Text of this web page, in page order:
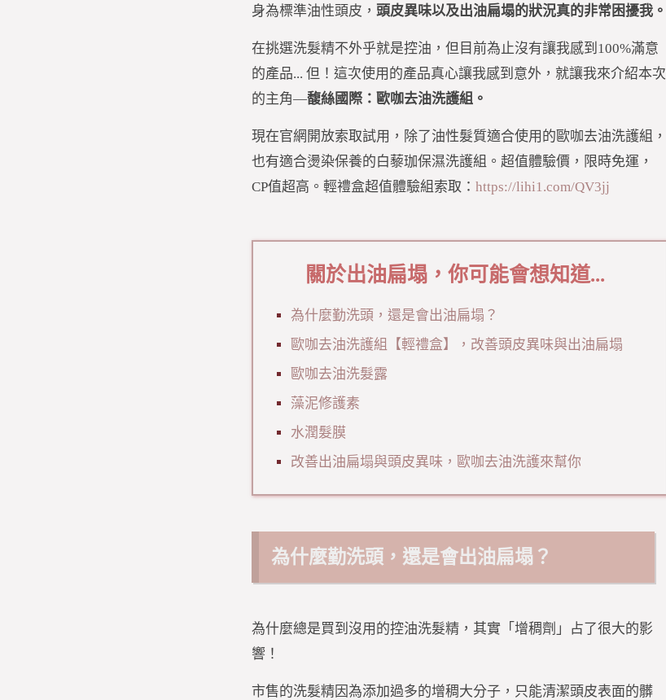
身為標準油性頭皮，頭皮異味以及出油扁塌的狀況真的非常困擾我。
在挑選洗髮精不外乎就是控油，但目前為止沒有讓我感到100%滿意
的產品... 但！這次使用的產品真心讓我感到意外，就讓我來介紹本次
的主角—馥絲國際：歐咖去油洗護組。
現在官網開放索取試用，除了油性髮質適合使用的歐咖去油洗護組，
也有適合燙染保養的白藜珈保濕洗護組。超值體驗價，限時免運，
CP值超高。輕禮盒超值體驗組索取：https://lihi1.com/QV3jj
關於出油扁塌，你可能會想知道...
為什麼勤洗頭，還是會出油扁塌？
歐咖去油洗護組【輕禮盒】，改善頭皮異味與出油扁塌
歐咖去油洗髮露
藻泥修護素
水潤髮膜
改善出油扁塌與頭皮異味，歐咖去油洗護來幫你
為什麼勤洗頭，還是會出油扁塌？
為什麼總是買到沒用的控油洗髮精，其實「增稠劑」占了很大的影
響！
市售的洗髮精因為添加過多的增稠大分子，只能清潔頭皮表面的髒